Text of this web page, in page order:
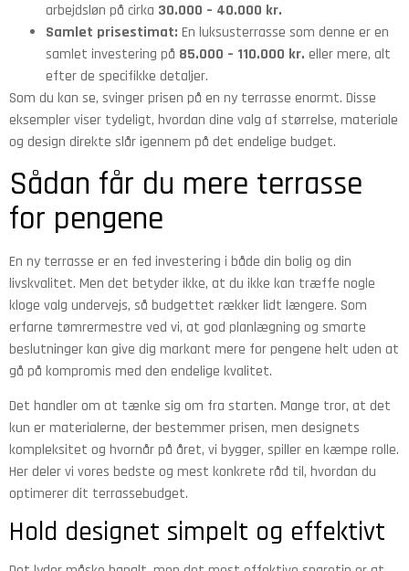
arbejdsløn på cirka 30.000 – 40.000 kr.
Samlet prisestimat: En luksusterrasse som denne er en
samlet investering på 85.000 – 110.000 kr. eller mere, alt
efter de specifikke detaljer.
Som du kan se, svinger prisen på en ny terrasse enormt. Disse
eksempler viser tydeligt, hvordan dine valg af størrelse, materiale
og design direkte slår igennem på det endelige budget.
Sådan får du mere terrasse
for pengene
En ny terrasse er en fed investering i både din bolig og din
livskvalitet. Men det betyder ikke, at du ikke kan træffe nogle
kloge valg undervejs, så budgettet rækker lidt længere. Som
erfarne tømrermestre ved vi, at god planlægning og smarte
beslutninger kan give dig markant mere for pengene helt uden at
gå på kompromis med den endelige kvalitet.
Det handler om at tænke sig om fra starten. Mange tror, at det
kun er materialerne, der bestemmer prisen, men designets
kompleksitet og hvornår på året, vi bygger, spiller en kæmpe rolle.
Her deler vi vores bedste og mest konkrete råd til, hvordan du
optimerer dit terrassebudget.
Hold designet simpelt og effektivt